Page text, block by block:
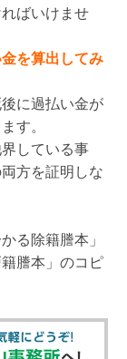
ばいけませ
を算出してみ
に過払い金が
す。
している事
方を証明しな
る除籍謄本」
謄本」のコピ